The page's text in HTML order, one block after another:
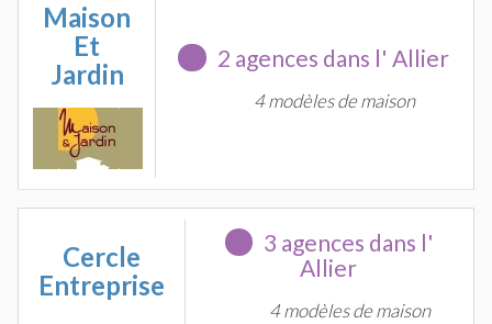
Maison
Et
Jardin
2 agences dans l' Allier
4 modèles de maison
Cercle
Entreprise
3 agences dans l'
Allier
4 modèles de maison